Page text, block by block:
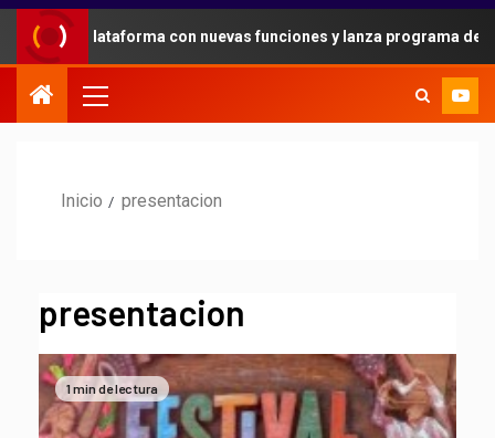
su plataforma con nuevas funciones y lanza programa de
Inicio presentacion
presentacion
1 min de lectura